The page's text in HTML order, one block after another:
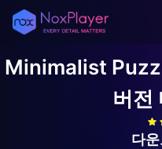
Minimalist
버전
다